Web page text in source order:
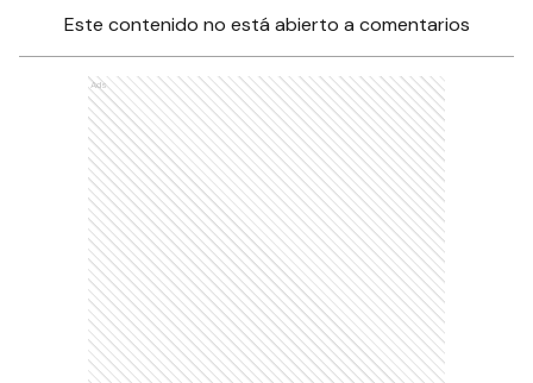
Este contenido no está abierto a comentarios
Ads